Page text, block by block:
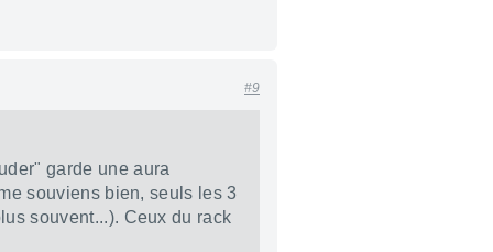
#9
garde une aura
souviens bien, seuls les 3
souvent...). Ceux du rack